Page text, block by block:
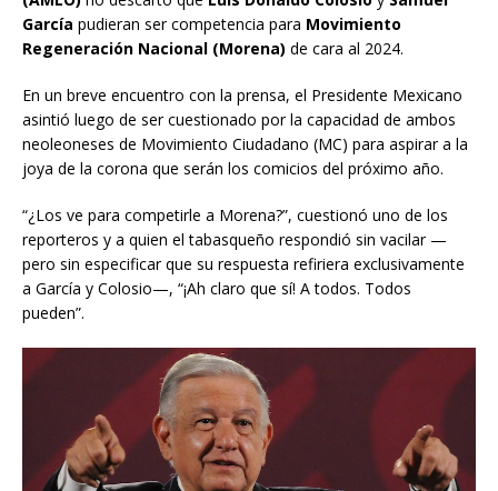
García pudieran ser competencia para Movimiento
Regeneración Nacional (Morena) de cara al 2024.
En un breve encuentro con la prensa, el Presidente Mexicano
asintió luego de ser cuestionado por la capacidad de ambos
neoleoneses de Movimiento Ciudadano (MC) para aspirar a la
joya de la corona que serán los comicios del próximo año.
“¿Los ve para competirle a Morena?”, cuestionó uno de los
reporteros y a quien el tabasqueño respondió sin vacilar —
pero sin especificar que su respuesta refiriera exclusivamente
a García y Colosio—, “¡Ah claro que sí! A todos. Todos
pueden”.